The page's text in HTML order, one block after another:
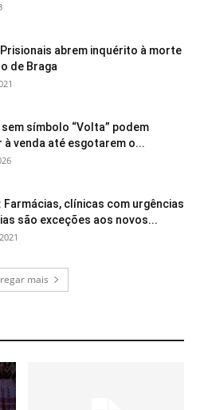
abrem inquérito à morte
de Braga
símbolo “Volta” podem
à venda até esgotarem o...
Farmácias, clínicas com urgências
são exceções aos novos...
mais